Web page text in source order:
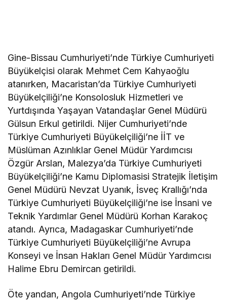
Gine-Bissau Cumhuriyeti’nde Türkiye Cumhuriyeti
Büyükelçisi olarak Mehmet Cem Kahyaoğlu
atanırken, Macaristan’da Türkiye Cumhuriyeti
Büyükelçiliği’ne Konsolosluk Hizmetleri ve
Yurtdışında Yaşayan Vatandaşlar Genel Müdürü
Gülsun Erkul getirildi. Nijer Cumhuriyeti’nde
Türkiye Cumhuriyeti Büyükelçiliği’ne İİT ve
Müslüman Azınlıklar Genel Müdür Yardımcısı
Özgür Arslan, Malezya’da Türkiye Cumhuriyeti
Büyükelçiliği’ne Kamu Diplomasisi Stratejik İletişim
Genel Müdürü Nevzat Uyanık, İsveç Krallığı’nda
Türkiye Cumhuriyeti Büyükelçiliği’ne ise İnsani ve
Teknik Yardımlar Genel Müdürü Korhan Karakoç
atandı. Ayrıca, Madagaskar Cumhuriyeti’nde
Türkiye Cumhuriyeti Büyükelçiliği’ne Avrupa
Konseyi ve İnsan Hakları Genel Müdür Yardımcısı
Halime Ebru Demircan getirildi.
Öte yandan, Angola Cumhuriyeti’nde Türkiye